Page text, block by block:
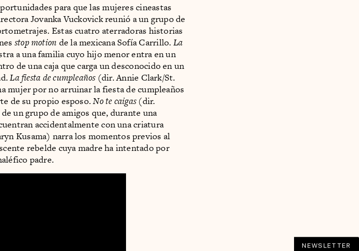
para que las mujeres cineastas
Jovanka Vuckovick reunió a un grupo de
Estas cuatro aterradoras historias
stop motion de la mexicana Sofía Carrillo. La
a una familia cuyo hijo menor entra en un
de una caja que carga un desconocido en un
La fiesta de cumpleaños (dir. Annie Clark/St.
mujer por no arruinar la fiesta de cumpleaños
de su propio esposo.No te caigas(dir.
un grupo de amigos que, durante una
accidentalmente con una criatura
Kusama) narra los momentos previos al
rebelde cuya madre ha intentado por
padre.
NEWSLETTER